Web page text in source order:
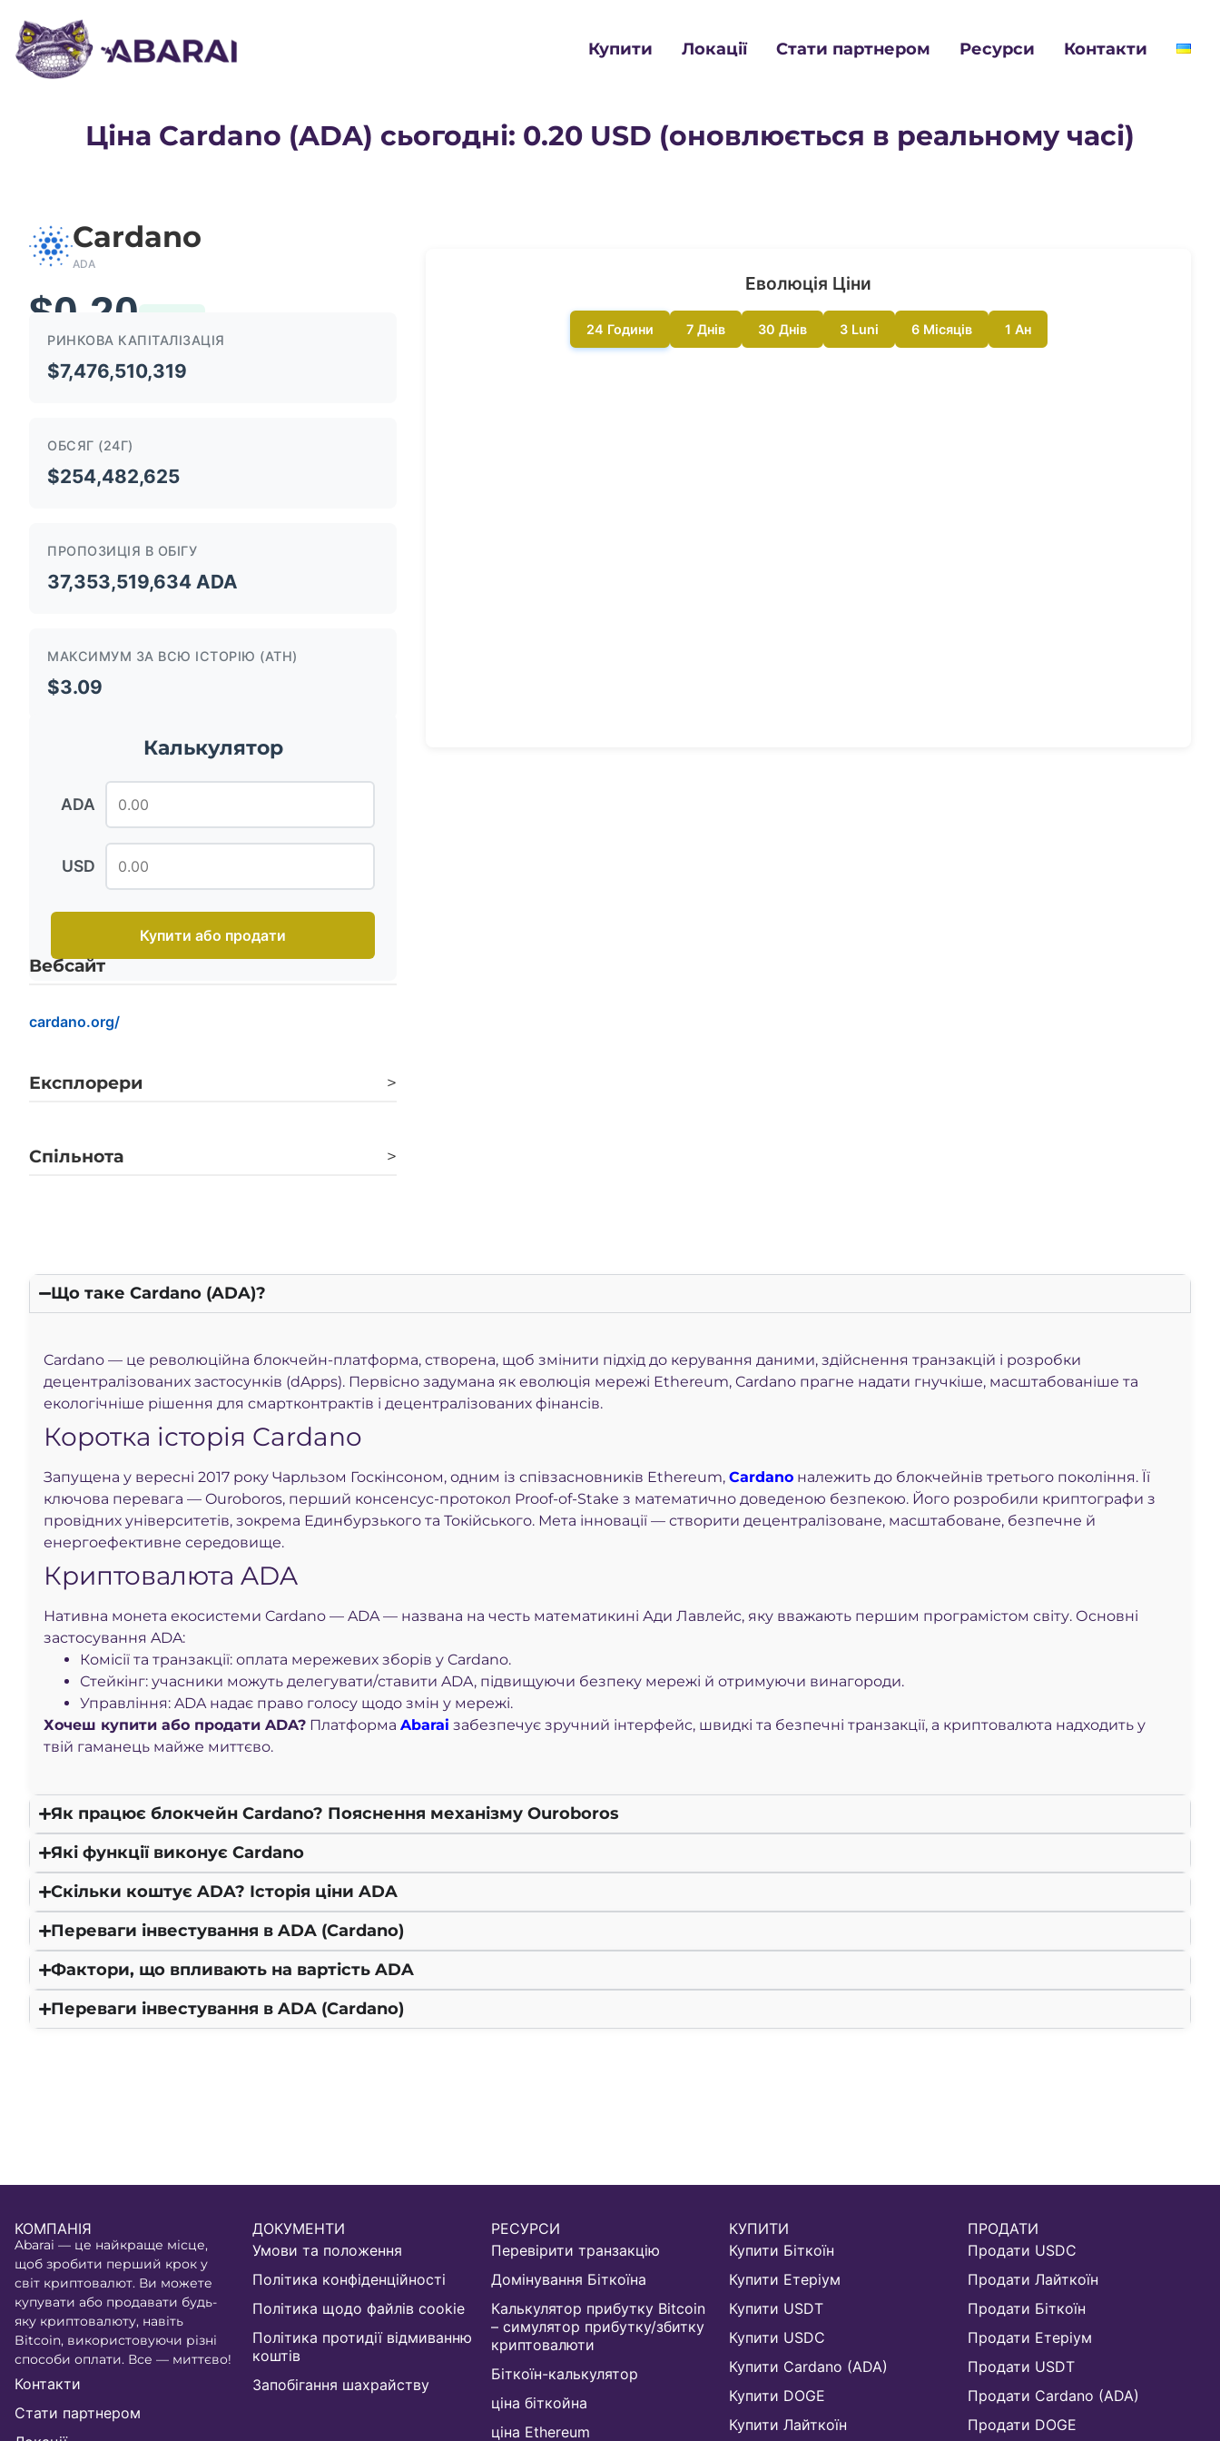
Купити Локації Стати партнером Ресурси Контакти
Ціна Cardano (ADA) сьогодні: 0.20 USD (оновлюється в реальному часі)
Cardano
ADA
$0.20
РИНКОВА КАПІТАЛІЗАЦІЯ
$7,476,510,319
ОБСЯГ (24Г)
$254,482,625
ПРОПОЗИЦІЯ В ОБІГУ
37,353,519,634 ADA
МАКСИМУМ ЗА ВСЮ ІСТОРІЮ (ATH)
$3.09
Калькулятор
ADA
USD
Купити або продати
Вебсайт
cardano.org/
Експлорери >
adastat.net
ada.tokenview.io
3xpl.com
Спільнота >
Forum Oficial
Еволюція Ціни
24 Години 7 Днів 30 Днів 3 Luni 6 Місяців 1 Ан
Що таке Cardano (ADA)?
Cardano — це революційна блокчейн-платформа, створена, щоб змінити підхід до керування даними, здійснення транзакцій і розробки
децентралізованих застосунків (dApps). Первісно задумана як еволюція мережі Ethereum, Cardano прагне надати гнучкіше, масштабованіше та
екологічніше рішення для смартконтрактів і децентралізованих фінансів.
Коротка історія Cardano
Запущена у вересні 2017 року Чарльзом Госкінсоном, одним із співзасновників Ethereum, Cardano належить до блокчейнів третього покоління. Її
ключова перевага — Ouroboros, перший консенсус-протокол Proof-of-Stake з математично доведеною безпекою. Його розробили криптографи з
провідних університетів, зокрема Единбурзького та Токійського. Мета інновації — створити децентралізоване, масштабоване, безпечне й
енергоефективне середовище.
Криптовалюта ADA
Нативна монета екосистеми Cardano — ADA — названа на честь математикині Ади Лавлейс, яку вважають першим програмістом світу. Основні
застосування ADA:
Комісії та транзакції: оплата мережевих зборів у Cardano.
Стейкінг: учасники можуть делегувати/ставити ADA, підвищуючи безпеку мережі й отримуючи винагороди.
Управління: ADA надає право голосу щодо змін у мережі.
Хочеш купити або продати ADA? Платформа Abarai забезпечує зручний інтерфейс, швидкі та безпечні транзакції, а криптовалюта надходить у
твій гаманець майже миттєво.
Як працює блокчейн Cardano? Пояснення механізму Ouroboros
Які функції виконує Cardano
Скільки коштує ADA? Історія ціни ADA
Переваги інвестування в ADA (Cardano)
Фактори, що впливають на вартість ADA
Переваги інвестування в ADA (Cardano)
КОМПАНІЯ
Abarai — це найкраще місце,
щоб зробити перший крок у
світ криптовалют. Ви можете
купувати або продавати будь-
яку криптовалюту, навіть
Bitcoin, використовуючи різні
способи оплати. Все — миттєво!
Контакти
Стати партнером
ДОКУМЕНТИ
Умови та положення
Політика конфіденційності
Політика щодо файлів cookie
Політика протидії відмиванню
коштів
Запобігання шахрайству
РЕСУРСИ
Перевірити транзакцію
Домінування Біткоїна
Калькулятор прибутку Bitcoin
– симулятор прибутку/збитку
криптовалюти
Біткоїн-калькулятор
ціна біткойна
ціна Ethereum
КУПИТИ
Купити Біткоїн
Купити Етеріум
Купити USDT
Купити USDC
Купити Cardano (ADA)
Купити DOGE
Купити Лайткоїн
ПРОДАТИ
Продати USDC
Продати Лайткоїн
Продати Біткоїн
Продати Етеріум
Продати USDT
Продати Cardano (ADA)
Продати DOGE